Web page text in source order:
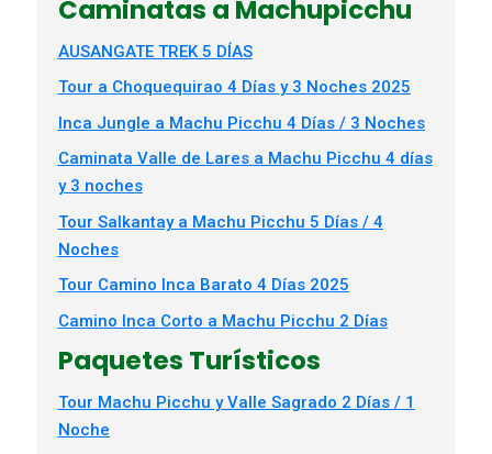
Caminatas a Machupicchu
AUSANGATE TREK 5 DÍAS
Tour a Choquequirao 4 Días y 3 Noches 2025
Inca Jungle a Machu Picchu 4 Días / 3 Noches
Caminata Valle de Lares a Machu Picchu 4 días
y 3 noches
Tour Salkantay a Machu Picchu 5 Días / 4
Noches
Tour Camino Inca Barato 4 Días 2025
Camino Inca Corto a Machu Picchu 2 Días
Paquetes Turísticos
Tour Machu Picchu y Valle Sagrado 2 Días / 1
Noche